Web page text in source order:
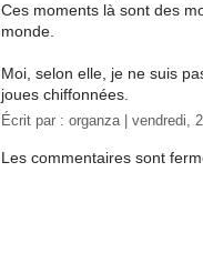
Ces moments là sont des
monde.
Moi, selon elle, je ne suis
joues chiffonnées.
Écrit par : organza| vendredi,
Les commentaires sont